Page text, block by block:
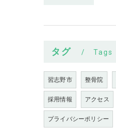
タグ Tags
習志野市 整骨院
採用情報 アクセス
プライバシーポリシー